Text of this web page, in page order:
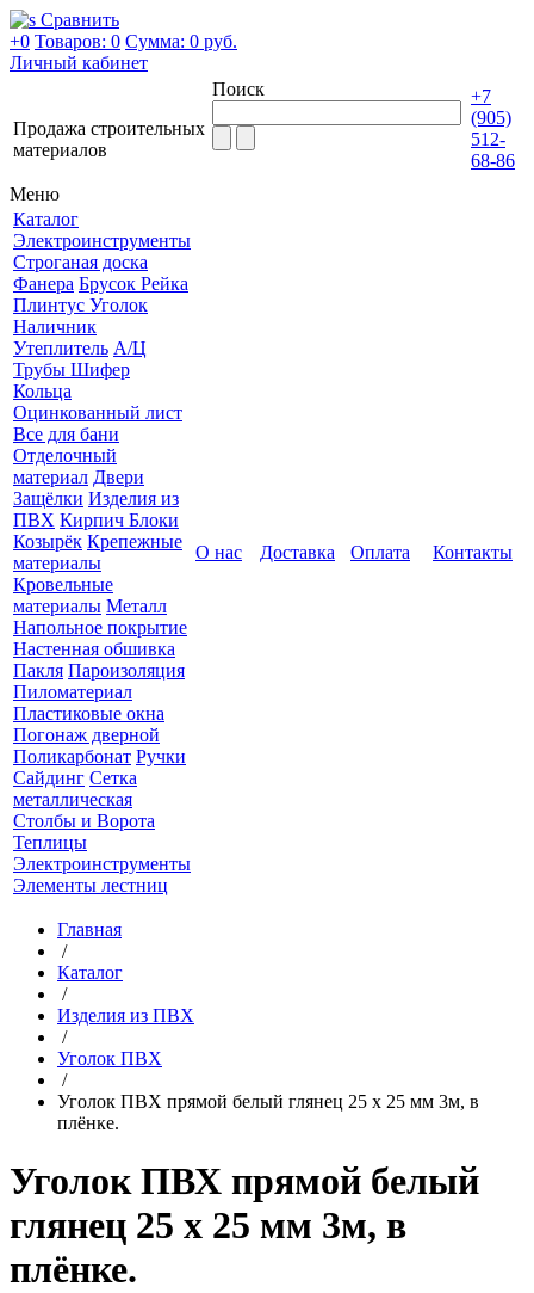
Сравнить
+0 Товаров: 0 Сумма: 0 руб.
Личный кабинет
Продажа строительных
материалов
Поиск
+7
(905)
512-
68-86
Меню
Каталог
Электроинструменты
Строганая доска
Фанера Брусок Рейка
Плинтус Уголок
Наличник
Утеплитель А/Ц
Трубы Шифер
Кольца
Оцинкованный лист
Все для бани
Отделочный
материал Двери
Защёлки Изделия из
ПВХ Кирпич Блоки
Козырёк Крепежные
материалы
Кровельные
материалы Металл
Напольное покрытие
Настенная обшивка
Пакля Пароизоляция
Пиломатериал
Пластиковые окна
Погонаж дверной
Поликарбонат Ручки
Сайдинг Сетка
металлическая
Столбы и Ворота
Теплицы
Электроинструменты
Элементы лестниц
О нас Доставка Оплата Контакты
Главная
/
Каталог
/
Изделия из ПВХ
/
Уголок ПВХ
/
Уголок ПВХ прямой белый глянец 25 х 25 мм 3м, в
плёнке.
Уголок ПВХ прямой белый
глянец 25 х 25 мм 3м, в
плёнке.